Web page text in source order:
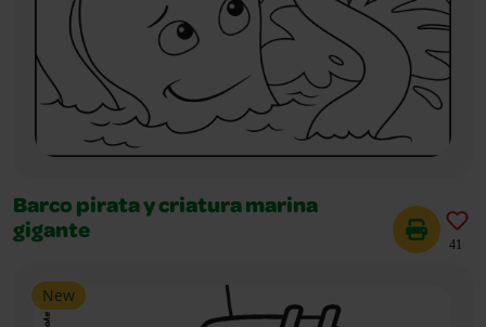
Barco pirata y criatura marina
gigante
41
New